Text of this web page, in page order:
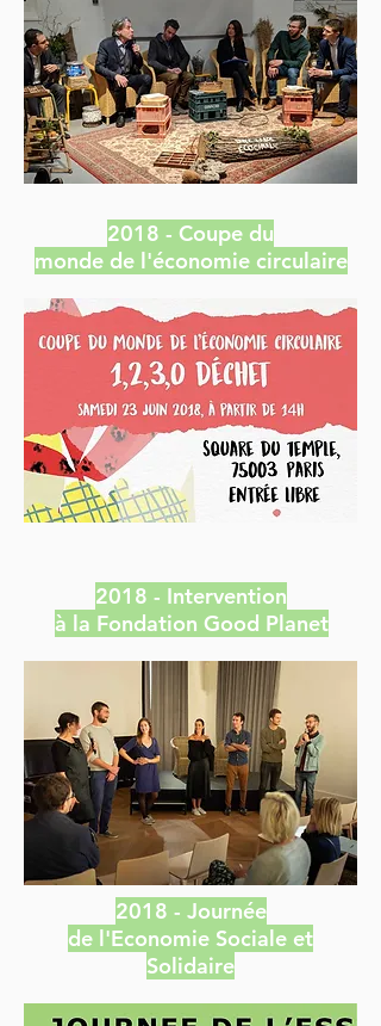
2018 - Coupe du
monde de l'économie circulaire
2018 - Intervention
à la Fondation Good Planet
2018 - Journée
de l'Economie Sociale et
Solidaire